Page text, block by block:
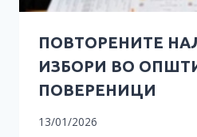
ПОВТОРЕНИТЕ
ИЗБОРИ ВО
ПОВЕРЕНИЦИ
13/01/2026